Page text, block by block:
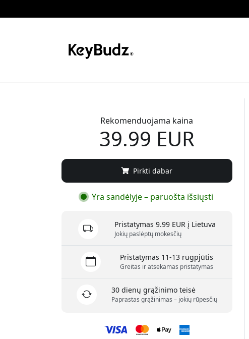
Rekomenduojama kaina
39.99 EUR
Pirkti dabar
Yra sandėlyje – paruošta išsiųsti
Pristatymas 9.99 EUR į Lietuva
Jokių paslėptų mokesčių
Pristatymas 11-13 rugpjūtis
Greitas ir atsekamas pristatymas
30 dienų grąžinimo teisė
Paprastas grąžinimas – jokių rūpesčių